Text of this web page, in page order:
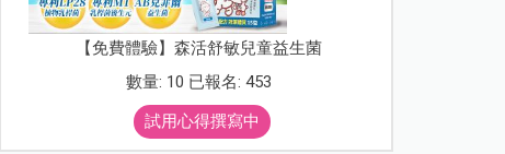
【免費體驗】森活舒敏兒童益生菌
數量: 10 已報名: 453
試用心得撰寫中